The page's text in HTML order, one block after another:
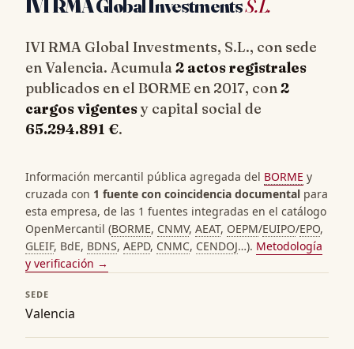
IVI RMA Global InvestmentsS.L.
IVI RMA Global Investments, S.L., con sede
en Valencia. Acumula2 actos registrales
publicados en el BORME en 2017, con2
cargos vigentesy capital social de
65.294.891 €.
Información mercantil pública agregada del BORME y
cruzada con 1 fuente con coincidencia documental para
esta empresa, de las 1 fuentes integradas en el catálogo
OpenMercantil (BORME, CNMV, AEAT, OEPM/EUIPO/EPO,
GLEIF, BdE, BDNS, AEPD, CNMC, CENDOJ…). Metodología
y verificación →
SEDE
Valencia